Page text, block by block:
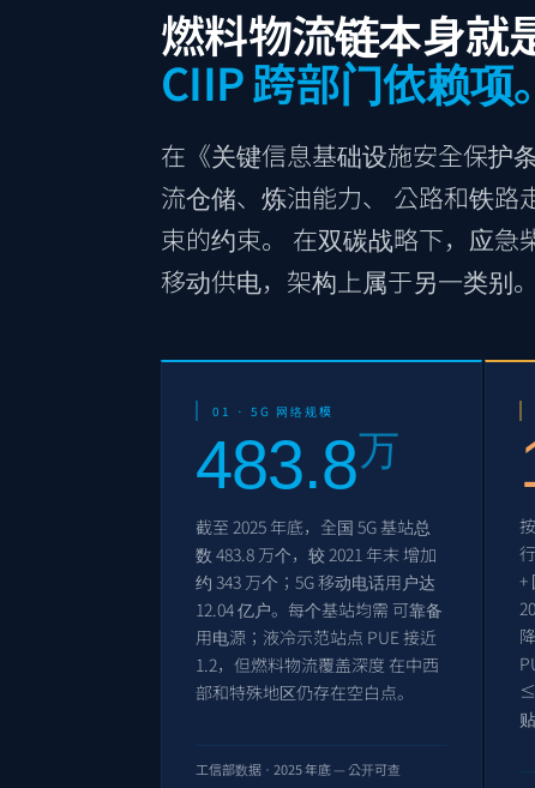
燃料物流链本身就
CIIP 跨部门依赖项。
在《关键信息基础设施安全保护
流仓储、炼油能力、 公路和铁
束的约束。 在双碳战略下，应
移动供电，架构上属于另一类别。
01 · 5G 网络规模
483.8万
截至 2025 年底，全国 5G 基站总
数 483.8 万个，较 2021 年末 增加
约 343 万个；5G 移动电话用户达
12.04 亿户。每个基站均需 可靠备
用电源；液冷示范站点 PUE 接近
1.2，但燃料物流覆盖深度 在中西
部和特殊地区仍存在空白点。
工信部数据 · 2025 年底 — 公开可查
+
≤